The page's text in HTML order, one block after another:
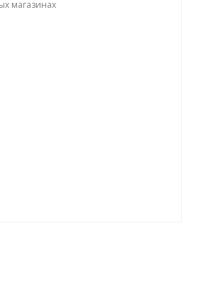
магазинах